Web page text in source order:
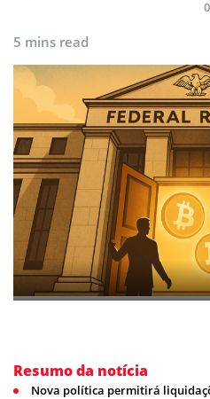
5 mins read
Resumo da notícia
Nova política permitirá